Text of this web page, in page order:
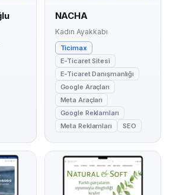
NACHA
Kadın Ayakkabı
Ticimax
E-Ticaret Sitesi
E-Ticaret Danışmanlığı
Google Araçları
Meta Araçları
Google Reklamları
Meta Reklamları
SEO